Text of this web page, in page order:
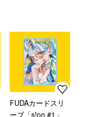
FUDAカードスリ
ーブ「s!on #1」